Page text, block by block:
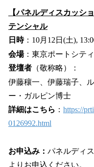
【パネルディスカッシ
テンシャル
日時：10月12日(土),
会場：東京ポートシテ
登壇者 （敬称略）：
伊藤穰一、伊藤瑞子、
ー・ガルピン博士
詳細はこちら ： https://
0126992.html
お申込み： パネルディ
よりお申込ください。